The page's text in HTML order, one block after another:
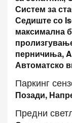
Систем за
Седиште со
максимална
перничиња,
Автоматско
Паркинг
Позади,
Предни